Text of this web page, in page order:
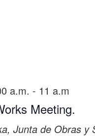
Meeting.
a.m. - 11 a.m
Junta de Obras y